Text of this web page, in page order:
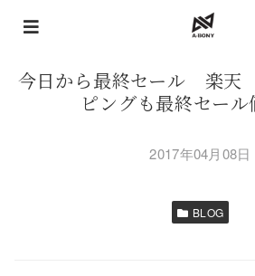
今日から最終セール 楽天
ピングも最終セー
2017年04月08日
BLOG